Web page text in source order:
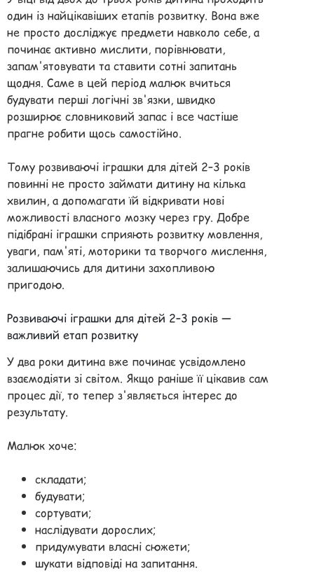
один із найцікавіших етапів розвитку. Вона вже
не просто досліджує предмети навколо себе, а
починає активно мислити, порівнювати,
запам'ятовувати та ставити сотні запитань
щодня. Саме в цей період малюк вчиться
будувати перші логічні зв'язки, швидко
розширює словниковий запас і все частіше
прагне робити щось самостійно.
Тому розвиваючі іграшки для дітей 2–3 років
повинні не просто займати дитину на кілька
хвилин, а допомагати їй відкривати нові
можливості власного мозку через гру. Добре
підібрані іграшки сприяють розвитку мовлення,
уваги, пам'яті, моторики та творчого мислення,
залишаючись для дитини захопливою
пригодою.
Розвиваючі іграшки для дітей 2–3 років —
важливий етап розвитку
У два роки дитина вже починає усвідомлено
взаємодіяти зі світом. Якщо раніше її цікавив сам
процес дії, то тепер з'являється інтерес до
результату.
Малюк хоче:
складати;
будувати;
сортувати;
наслідувати дорослих;
придумувати власні сюжети;
шукати відповіді на запитання.